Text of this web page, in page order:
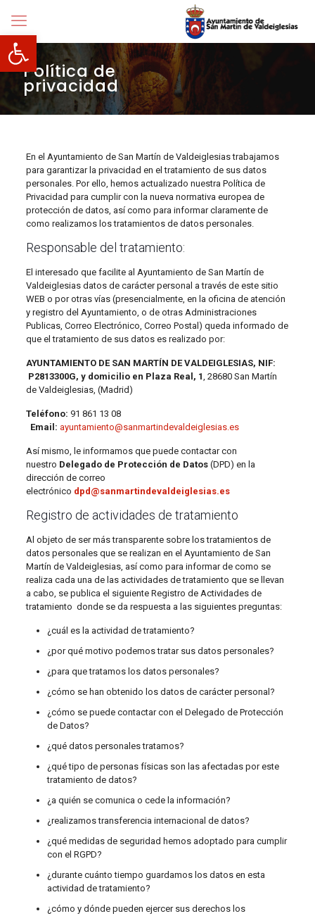
Abrir barra de herramientas
Política de
privacidad
En el Ayuntamiento de San Martín de Valdeiglesias trabajamos
para garantizar la privacidad en el tratamiento de sus datos
personales. Por ello, hemos actualizado nuestra Política de
Privacidad para cumplir con la nueva normativa europea de
protección de datos, así como para informar claramente de
como realizamos los tratamientos de datos personales.
Responsable del tratamiento:
El interesado que facilite al Ayuntamiento de San Martín de
Valdeiglesias datos de carácter personal a través de este sitio
WEB o por otras vías (presencialmente, en la oficina de atención
y registro del Ayuntamiento, o de otras Administraciones
Publicas, Correo Electrónico, Correo Postal) queda informado de
que el tratamiento de sus datos es realizado por:
AYUNTAMIENTO DE SAN MARTÍN DE VALDEIGLESIAS, NIF:
P2813300G, y domicilio en Plaza Real, 1, 28680 San Martín
de Valdeiglesias, (Madrid)
Teléfono: 91 861 13 08
Email: ayuntamiento@sanmartindevaldeiglesias.es
Así mismo, le informamos que puede contactar con
nuestro Delegado de Protección de Datos (DPD) en la
dirección de correo
electrónico dpd@sanmartindevaldeiglesias.es
Registro de actividades de tratamiento
Al objeto de ser más transparente sobre los tratamientos de
datos personales que se realizan en el Ayuntamiento de San
Martín de Valdeiglesias, así como para informar de como se
realiza cada una de las actividades de tratamiento que se llevan
a cabo, se publica el siguiente Registro de Actividades de
tratamiento donde se da respuesta a las siguientes preguntas:
¿cuál es la actividad de tratamiento?
¿por qué motivo podemos tratar sus datos personales?
¿para que tratamos los datos personales?
¿cómo se han obtenido los datos de carácter personal?
¿cómo se puede contactar con el Delegado de Protección
de Datos?
¿qué datos personales tratamos?
¿qué tipo de personas físicas son las afectadas por este
tratamiento de datos?
¿a quién se comunica o cede la información?
¿realizamos transferencia internacional de datos?
¿qué medidas de seguridad hemos adoptado para cumplir
con el RGPD?
¿durante cuánto tiempo guardamos los datos en esta
actividad de tratamiento?
¿cómo y dónde pueden ejercer sus derechos los